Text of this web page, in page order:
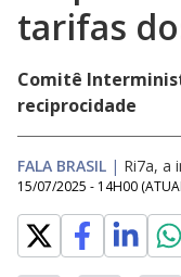
tarifas
Comitê
reciprocidade
FALA BRASIL | Ri7a, a
15/07/2025 - 14H00